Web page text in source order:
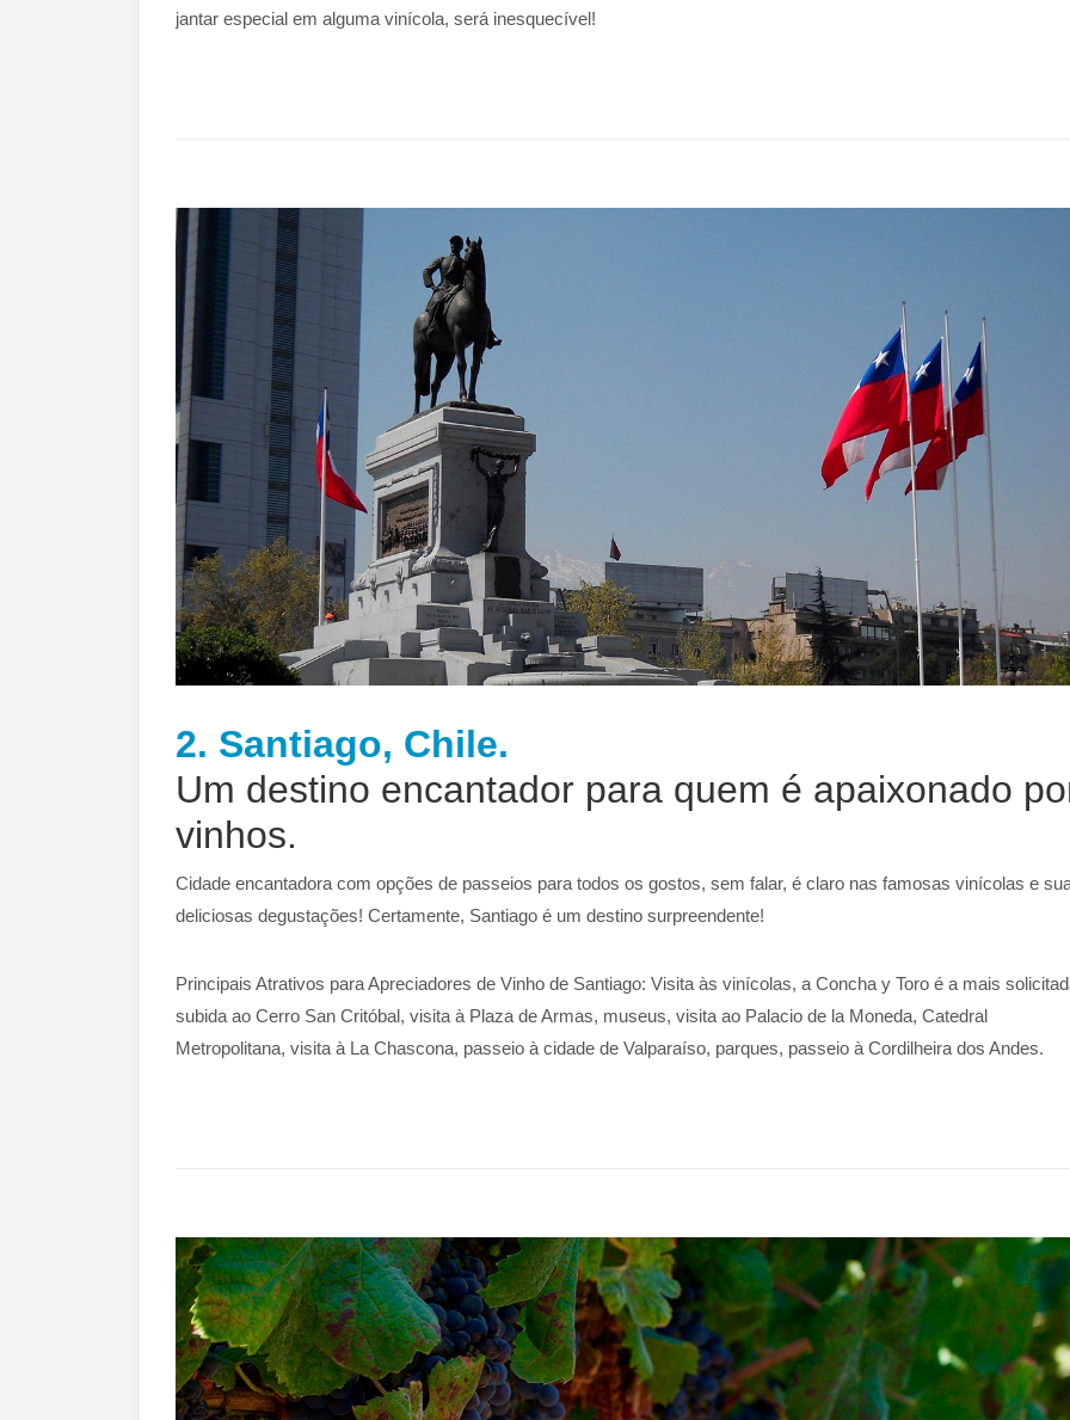
jantar especial em alguma vinícola, será inesquecível!
2. Santiago, Chile.
Um destino encantador para quem é apaixonado
vinhos.
Cidade encantadora com opções de passeios para todos os gostos, sem falar, é claro nas famosas vinícolas e
deliciosas degustações! Certamente, Santiago é um destino surpreendente!
Principais Atrativos para Apreciadores de Vinho de Santiago: Visita às vinícolas, a Concha y Toro é a mais
subida ao Cerro San Critóbal, visita à Plaza de Armas, museus, visita ao Palacio de la Moneda, Catedral
Metropolitana, visita à La Chascona, passeio à cidade de Valparaíso, parques, passeio à Cordilheira dos Andes.